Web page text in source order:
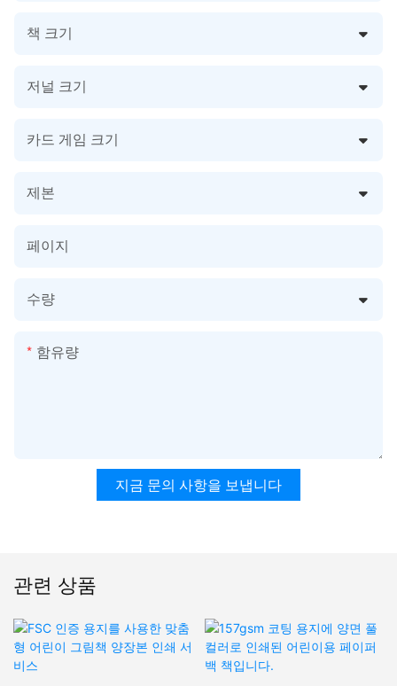
책 크기
저널 크기
카드 게임 크기
제본
페이지
수량
함유량
지금 문의 사항을 보냅니다
관련 상품